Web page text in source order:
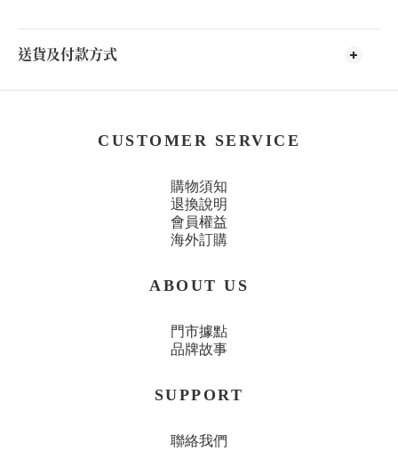
送貨及付款方式
CUSTOMER SERVICE
購物須知
退換說明
會員權益
海外訂購
ABOUT US
門市據點
品牌故事
SUPPORT
聯絡我們